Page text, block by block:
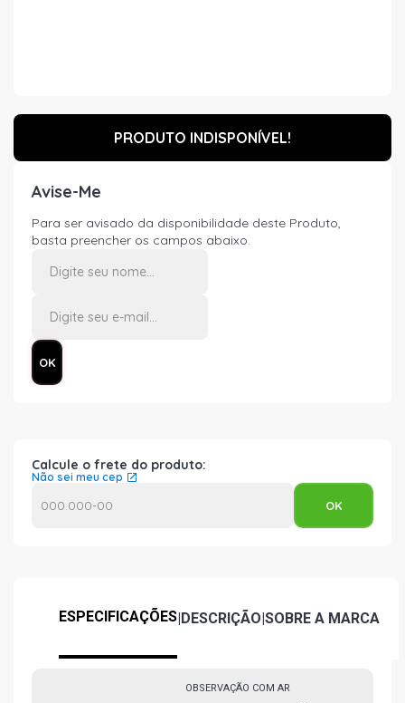
PRODUTO INDISPONÍVEL!
Avise-Me
Para ser avisado da disponibilidade deste Produto,
basta preencher os campos abaixo.
Calcule o frete do produto:
Não sei meu cep
ESPECIFICAÇÕES|DESCRIÇÃO|SOBRE A MARCA
OBSERVAÇÃO COM AR